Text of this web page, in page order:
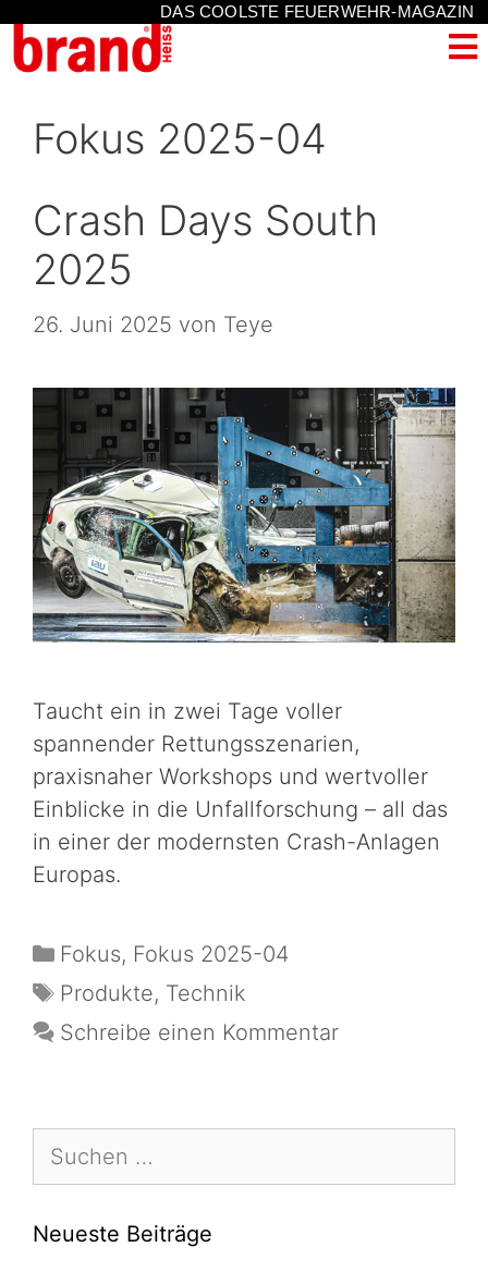
DAS COOLSTE FEUERWEHR-MAGAZIN
Fokus 2025-04
Crash Days South
2025
26. Juni 2025 von Teye
Taucht ein in zwei Tage voller
spannender Rettungsszenarien,
praxisnaher Workshops und wertvoller
Einblicke in die Unfallforschung – all das
in einer der modernsten Crash-Anlagen
Europas.
Fokus, Fokus 2025-04
Produkte, Technik
Schreibe einen Kommentar
Neueste Beiträge